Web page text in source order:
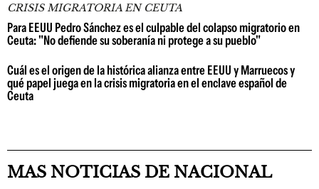
CRISIS MIGRATORIA EN CEUTA
Para EEUU Pedro Sánchez es el culpable del colapso migratorio en
Ceuta: "No defiende su soberanía ni protege a su pueblo"
Cuál es el origen de la histórica alianza entre EEUU y Marruecos y
qué papel juega en la crisis migratoria en el enclave español de
Ceuta
MAS NOTICIAS DE NACIONAL